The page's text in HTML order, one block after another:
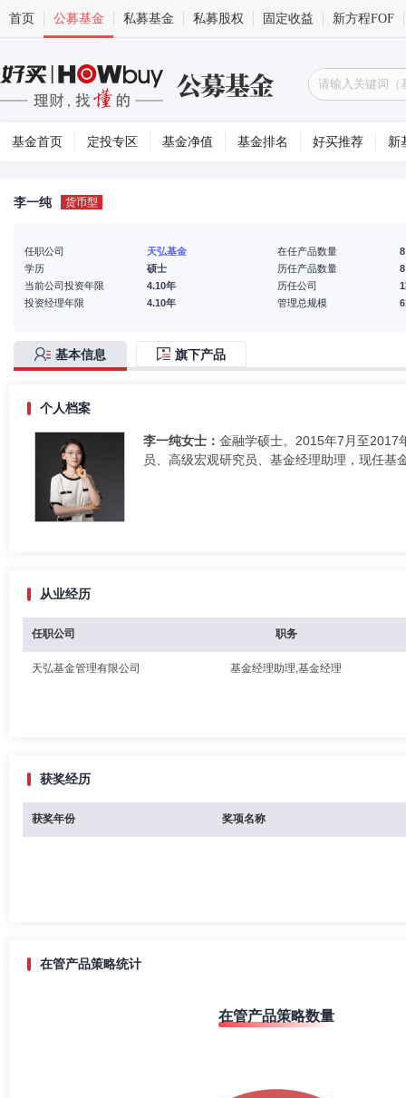
首页 公募基金 私募基金 私募股权 固定收益 新方程FOF
基金首页 定投专区 基金净值 基金排名 好买推荐 新
李一纯 货币型
任职公司
天弘基金
学历
硕士
当前公司投资年限
4.10年
投资经理年限
4.10年
在任产品数量
8
历任产品数量
8
历任公司
管理总规模
基本信息 旗下产品
个人档案
李一纯女士： 金融学硕士。2015年7月至2017
员、高级宏观研究员、基金经理助理，现任
从业经历
任职公司 职务
天弘基金管理有限公司 基金经理助理,基金经理
获奖经历
获奖年份 奖项名称
在管产品策略统计
在管产品策略数量